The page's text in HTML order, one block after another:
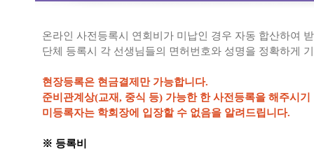
온라인 사전등록시 연회비가 미납인 경우 자동 합산하여
단체 등록시 각 선생님들의 면허번호와 성명을 정확하게
현장등록은 현금결제만 가능합니다.
준비관계상(교재, 중식 등) 가능한 한 사전등록을 해주시기
미등록자는 학회장에 입장할 수 없음을 알려드립니다.
※ 등록비